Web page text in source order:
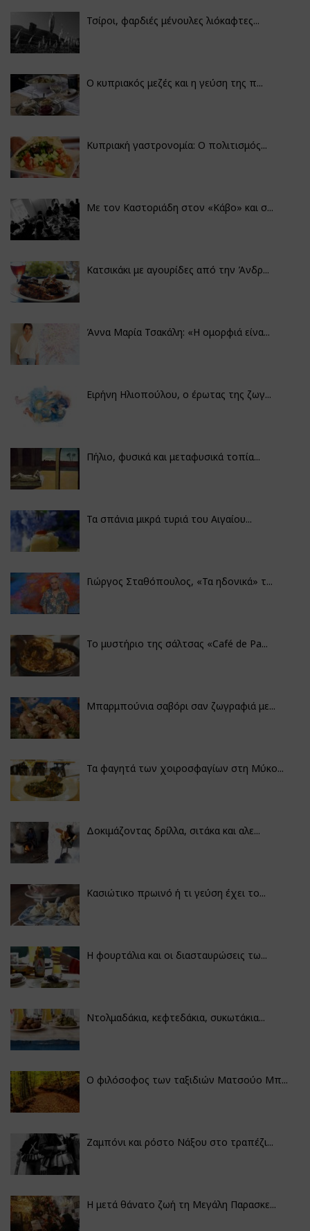
Τσίροι, φαρδιές μένουλες λιόκαφτες...
Ο κυπριακός μεζές και η γεύση της π...
Κυπριακή γαστρονομία: Ο πολιτισμός...
Με τον Καστοριάδη στον «Κάβο» και σ...
Κατσικάκι με αγουρίδες από την Άνδρ...
Άννα Μαρία Τσακάλη: «Η ομορφιά είνα...
Ειρήνη Ηλιοπούλου, ο έρωτας της ζωγ...
Πήλιο, φυσικά και μεταφυσικά τοπία...
Τα σπάνια μικρά τυριά του Αιγαίου...
Γιώργος Σταθόπουλος, «Τα ηδονικά» τ...
Το μυστήριο της σάλτσας «Café de Pa...
Μπαρμπούνια σαβόρι σαν ζωγραφιά με...
Τα φαγητά των χοιροσφαγίων στη Μύκο...
Δοκιμάζοντας δρίλλα, σιτάκα και αλε...
Κασιώτικο πρωινό ή τι γεύση έχει το...
Η φουρτάλια και οι διασταυρώσεις τω...
Ντολμαδάκια, κεφτεδάκια, συκωτάκια...
Ο φιλόσοφος των ταξιδιών Ματσούο Μπ...
Ζαμπόνι και ρόστο Νάξου στο τραπέζι...
Η μετά θάνατο ζωή τη Μεγάλη Παρασκε...